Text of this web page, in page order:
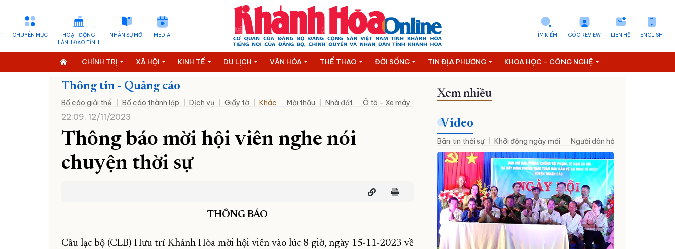
CHUYÊN MỤC
HOẠT ĐỘNG
LÃNH ĐẠO TỈNH
NHÂN SỰ MỚI MEDIA ENGLISH
LIÊN HỆ
GÓC REVIEW
TÌM KIẾM
CHÍNH TRỊ XÃ HỘI KINH TẾ DU LỊCH VĂN HÓA THỂ THAO ĐỜI SỐNG TIN ĐỊA PHƯƠNG KHOA HỌC - CÔNG NGHỆ
Thông tin - Quảng cáo
Bố cáo giải thể Bố cáo thành lập Dịch vụ Giấy tờ Khác Mời thầu Nhà đất Ô tô - Xe máy Thanh lý Tuyển dụng
22:09, 12/11/2023
Thông báo mời hội viên nghe nói
chuyện thời sự
THÔNG BÁO
Câu lạc bộ (CLB) Hưu trí Khánh Hòa mời hội viên vào lúc 8 giờ, ngày 15-11-2023 về
Xem nhiều
Video
Bản tin thời sự Khởi động ngày mới Người dân hỏi – Cơ quan nhà